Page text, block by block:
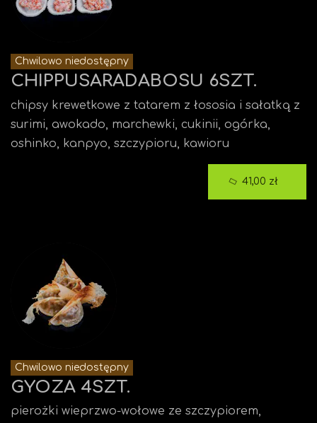
Chwilowo niedostępny
CHIPPUSARADABOSU 6SZT.
chipsy krewetkowe z tatarem z łososia i sałatką z
surimi, awokado, marchewki, cukinii, ogórka,
oshinko, kanpyo, szczypioru, kawioru
Chwilowo niedostępny
GYOZA 4SZT.
pierożki wieprzwo-wołowe ze szczypiorem,